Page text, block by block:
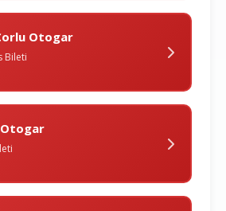
Otogar
Bileti